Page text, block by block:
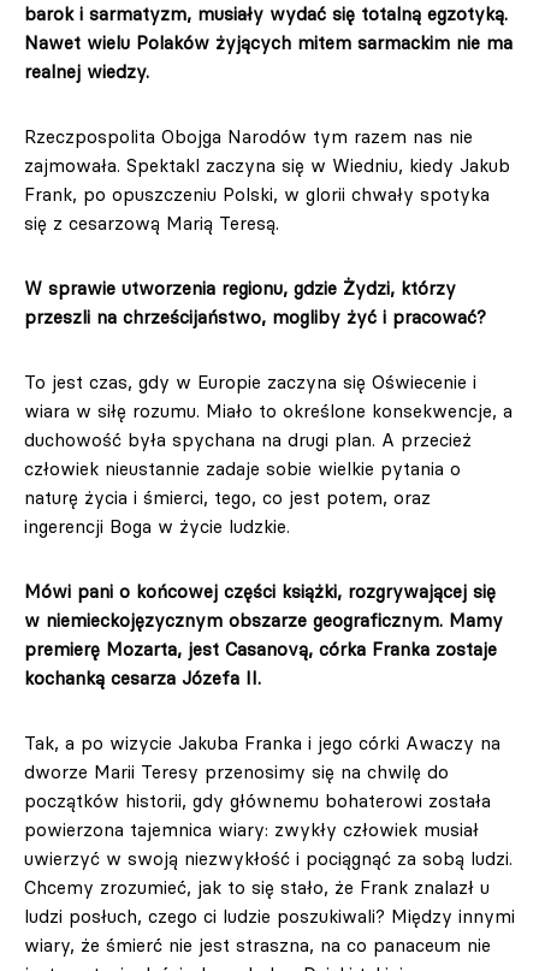
barok i sarmatyzm, musiały wydać się totalną egzotyką.
Nawet wielu Polaków żyjących mitem sarmackim nie ma
realnej wiedzy.
Rzeczpospolita Obojga Narodów tym razem nas nie
zajmowała. Spektakl zaczyna się w Wiedniu, kiedy Jakub
Frank, po opuszczeniu Polski, w glorii chwały spotyka
się z cesarzową Marią Teresą.
W sprawie utworzenia regionu, gdzie Żydzi, którzy
przeszli na chrześcijaństwo, mogliby żyć i pracować?
To jest czas, gdy w Europie zaczyna się Oświecenie i
wiara w siłę rozumu. Miało to określone konsekwencje, a
duchowość była spychana na drugi plan. A przecież
człowiek nieustannie zadaje sobie wielkie pytania o
naturę życia i śmierci, tego, co jest potem, oraz
ingerencji Boga w życie ludzkie.
Mówi pani o końcowej części książki, rozgrywającej się
w niemieckojęzycznym obszarze geograficznym. Mamy
premierę Mozarta, jest Casanovą, córka Franka zostaje
kochanką cesarza Józefa II.
Tak, a po wizycie Jakuba Franka i jego córki Awaczy na
dworze Marii Teresy przenosimy się na chwilę do
początków historii, gdy głównemu bohaterowi została
powierzona tajemnica wiary: zwykły człowiek musiał
uwierzyć w swoją niezwykłość i pociągnąć za sobą ludzi.
Chcemy zrozumieć, jak to się stało, że Frank znalazł u
ludzi posłuch, czego ci ludzie poszukiwali? Między innymi
wiary, że śmierć nie jest straszna, na co panaceum nie